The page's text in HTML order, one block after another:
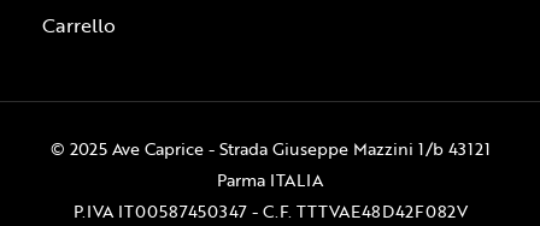
Carrello
© 2025 Ave Caprice - Strada Giuseppe Mazzini 1/b 43121
Parma ITALIA
P.IVA IT00587450347 - C.F. TTTVAE48D42F082V